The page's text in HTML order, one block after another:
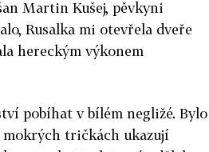
Martin Kušej, pěvkyni
Rusalka mi otevřela dveře
hereckým výkonem
pobíhat v bílém negližé. Bylo
tričkách ukazují